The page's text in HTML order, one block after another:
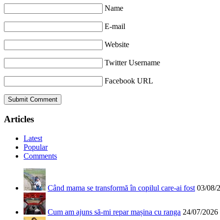
Name
E-mail
Website
Twitter Username
Facebook URL
Articles
Latest
Popular
Comments
Când mama se transformă în copilul care-ai fost 03/08/
Cum am ajuns să-mi repar mașina cu ranga 24/07/2026